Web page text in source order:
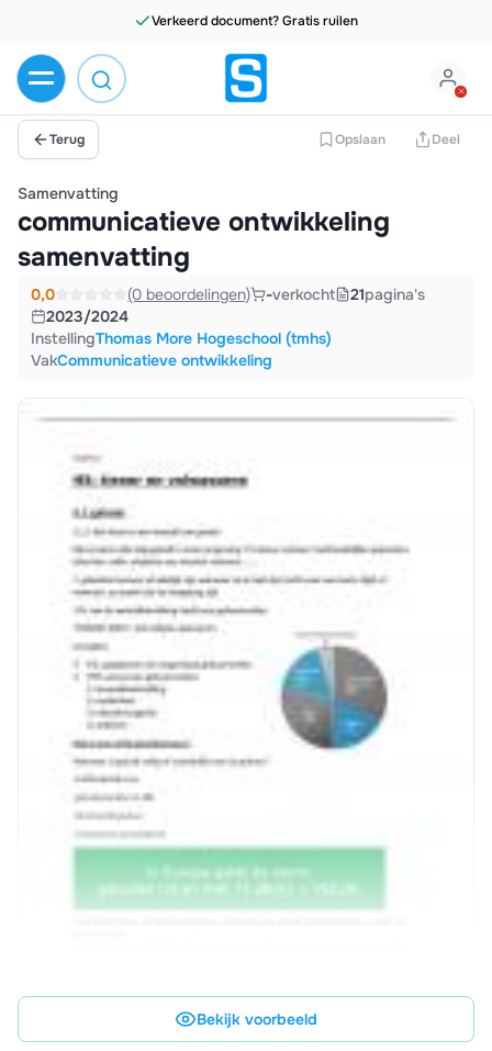
Verkeerd document? Gratis ruilen
Terug Opslaan Deel
Samenvatting
communicatieve ontwikkeling
samenvatting
0,0 (0 beoordelingen) -verkocht 21pagina's
2023/2024
InstellingThomas More Hogeschool (tmhs)
VakCommunicatieve ontwikkeling
Bekijk voorbeeld